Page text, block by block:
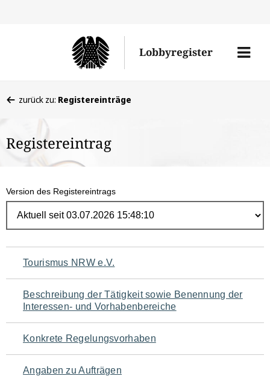
Lobbyregister
Menü
befinden
hier:
zurück zu: Registereinträge
Registereintrag
Version des Registereintrags
Navigation
für
den
Seiteninhalt
Tourismus NRW e.V.
Beschreibung der Tätigkeit sowie Benennung der
Interessen- und Vorhabenbereiche
Konkrete Regelungsvorhaben
Angaben zu Aufträgen